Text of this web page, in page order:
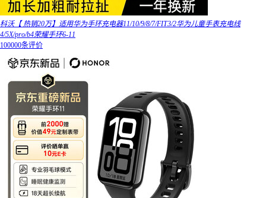
科沃【 热销20万】适用华为手环充电器11/10/9/8/7/FIT3/2华为儿童手表充电线
4/5X/pro/b4荣耀手环6-11
100000条评价